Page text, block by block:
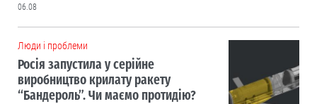
06.08
Люди і проблеми
Росія запустила у серійне
виробництво крилату ракету
“Бандероль”. Чи маємо протидію?